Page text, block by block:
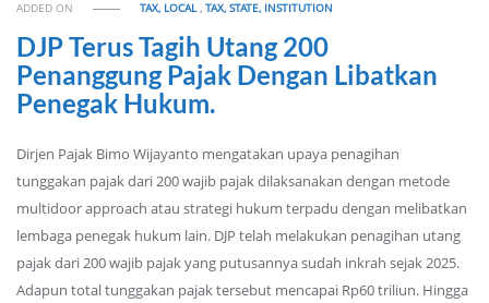
ADDED ON TAX, LOCAL,TAX, STATE, INSTITUTION
DJP Terus Tagih Utang 200
Penanggung Pajak Dengan Libatkan
Penegak Hukum.
Dirjen Pajak Bimo Wijayanto mengatakan upaya penagihan
tunggakan pajak dari 200 wajib pajak dilaksanakan dengan metode
multidoor approach atau strategi hukum terpadu dengan melibatkan
lembaga penegak hukum lain. DJP telah melakukan penagihan utang
pajak dari 200 wajib pajak yang putusannya sudah inkrah sejak 2025.
Adapun total tunggakan pajak tersebut mencapai Rp60 triliun. Hingga